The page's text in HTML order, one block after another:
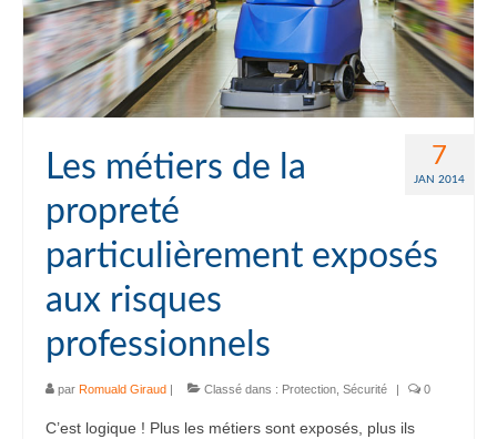
7
JAN 2014
Les métiers de la
propreté
particulièrement exposés
aux risques
professionnels
par Romuald Giraud | Classé dans : Protection Sécurité | 0
C’est logique ! Plus les métiers sont exposés, plus ils